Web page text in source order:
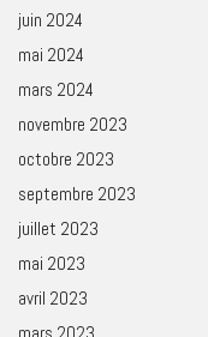
juin 2024
mai 2024
mars 2024
novembre 2023
octobre 2023
septembre 2023
juillet 2023
mai 2023
avril 2023